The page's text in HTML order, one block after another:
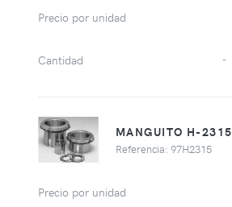
Precio por unidad
Cantidad -
MANGUITO H-2315
Referencia: 97H2315
Precio por unidad